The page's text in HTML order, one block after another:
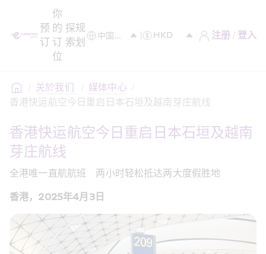
预
订
你
的
订
位
探
索
规
划
注册 / 登入
/ 关於我们 / 媒体中心 /
香港快运航空今日重启日本石垣及越南芽庄航线
香港快运航空今日重启日本石垣及越南
芽庄航线
全港唯一直航航班　两小时轻松抵达两大度假胜地
香港，2025年4月3日